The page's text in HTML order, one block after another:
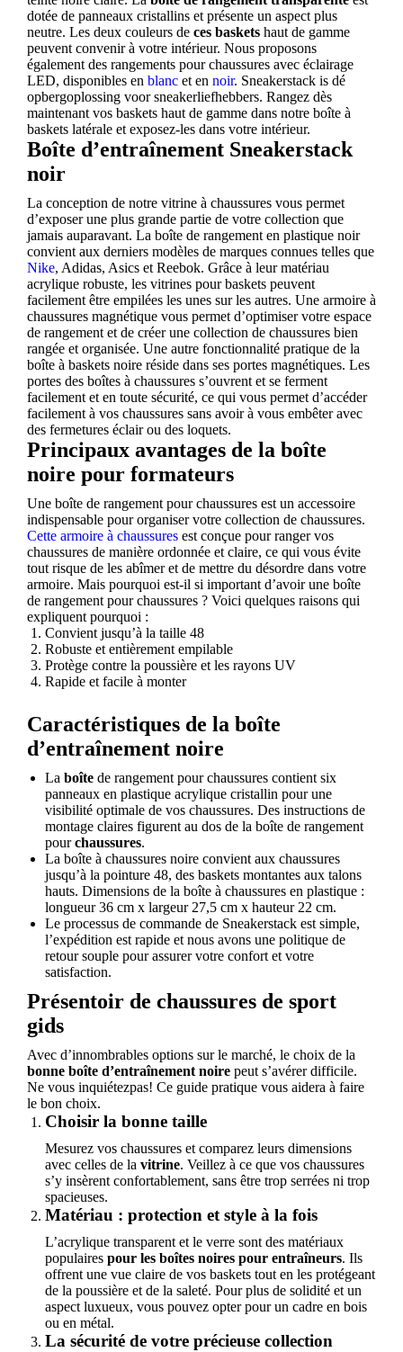
dotée de panneaux cristallins et présente un aspect plus
neutre. Les deux couleurs de ces baskets haut de gamme
peuvent convenir à votre intérieur. Nous proposons
également des rangements pour chaussures avec éclairage
LED, disponibles en blanc et en noir. Sneakerstack is dé
opbergoplossing voor sneakerliefhebbers. Rangez dès
maintenant vos baskets haut de gamme dans notre boîte à
baskets latérale et exposez-les dans votre intérieur.
Boîte d’entraînement Sneakerstack
noir
La conception de notre vitrine à chaussures vous permet
d’exposer une plus grande partie de votre collection que
jamais auparavant. La boîte de rangement en plastique noir
convient aux derniers modèles de marques connues telles que
Nike, Adidas, Asics et Reebok. Grâce à leur matériau
acrylique robuste, les vitrines pour baskets peuvent
facilement être empilées les unes sur les autres. Une armoire à
chaussures magnétique vous permet d’optimiser votre espace
de rangement et de créer une collection de chaussures bien
rangée et organisée. Une autre fonctionnalité pratique de la
boîte à baskets noire réside dans ses portes magnétiques. Les
portes des boîtes à chaussures s’ouvrent et se ferment
facilement et en toute sécurité, ce qui vous permet d’accéder
facilement à vos chaussures sans avoir à vous embêter avec
des fermetures éclair ou des loquets.
Principaux avantages de la boîte
noire pour formateurs
Une boîte de rangement pour chaussures est un accessoire
indispensable pour organiser votre collection de chaussures.
Cette armoire à chaussures est conçue pour ranger vos
chaussures de manière ordonnée et claire, ce qui vous évite
tout risque de les abîmer et de mettre du désordre dans votre
armoire. Mais pourquoi est-il si important d’avoir une boîte
de rangement pour chaussures ? Voici quelques raisons qui
expliquent pourquoi :
Convient jusqu’à la taille 48
Robuste et entièrement empilable
Protège contre la poussière et les rayons UV
Rapide et facile à monter
Caractéristiques de la boîte
d’entraînement noire
La boîte de rangement pour chaussures contient six
panneaux en plastique acrylique cristallin pour une
visibilité optimale de vos chaussures. Des instructions de
montage claires figurent au dos de la boîte de rangement
pourchaussures.
La boîte à chaussures noire convient aux chaussures
jusqu’à la pointure 48, des baskets montantes aux talons
hauts. Dimensions de la boîte à chaussures en plastique :
longueur 36 cm x largeur 27,5 cm x hauteur 22 cm.
Le processus de commande de Sneakerstack est simple,
l’expédition est rapide et nous avons une politique de
retour souple pour assurer votre confort et votre
satisfaction.
Présentoir de chaussures de sport
gids
Avec d’innombrables options sur le marché, le choix de la
bonne boîte d’entraînement noire peut s’avérer difficile.
Ne vous inquiétezpas! Ce guide pratique vous aidera à faire
le bon choix.
Choisir la bonne taille
Mesurez vos chaussures et comparez leurs dimensions
avec celles de la vitrine. Veillez à ce que vos chaussures
s’y insèrent confortablement, sans être trop serrées ni trop
spacieuses.
Matériau : protection et style à la fois
L’acrylique transparent et le verre sont des matériaux
populaires pour les boîtes noires pour entraîneurs. Ils
offrent une vue claire de vos baskets tout en les protégeant
de la poussière et de la saleté. Pour plus de solidité et un
aspect luxueux, vous pouvez opter pour un cadre en bois
ou en métal.
La sécurité de votre précieuse collection